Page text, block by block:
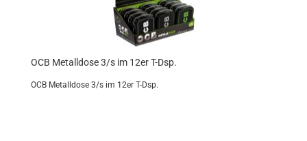
OCB Me­tall­do­se 3/s im 12er T-Dsp.
OCB Me­tall­do­se 3/s im 12er T-Dsp.